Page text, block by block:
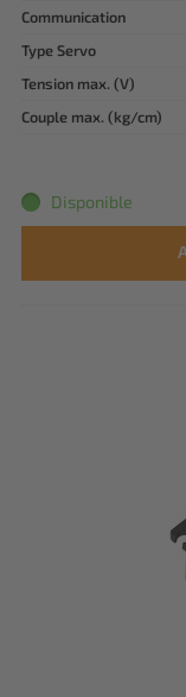
Communication
Type Servo
Tension max. (V)
Couple max. (kg/cm)
Disponible